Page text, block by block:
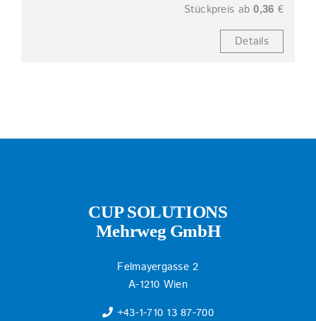
Stückpreis ab0,36 €
Details
CUP SOLUTIONS
Mehrweg GmbH
Felmayergasse 2
A-1210 Wien
+43-1-710 13 87-700